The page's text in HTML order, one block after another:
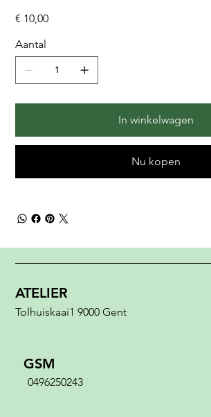
Prijs
€ 10,00
Aantal
In winkelwagen
Nu kopen
ATELIER
Tolhuiskaai1 9000 Gent
GSM
0496250243